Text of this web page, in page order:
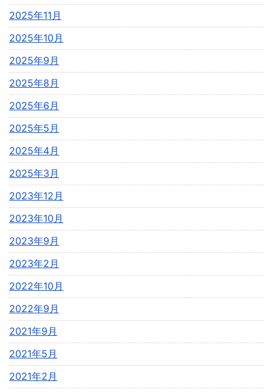
2025年11月
2025年10月
2025年9月
2025年8月
2025年6月
2025年5月
2025年4月
2025年3月
2023年12月
2023年10月
2023年9月
2023年2月
2022年10月
2022年9月
2021年9月
2021年5月
2021年2月